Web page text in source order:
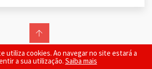
utiliza cookies. Ao navegar no site estará a
a sua utilização. Saiba mais
Todos os direitos reservados.